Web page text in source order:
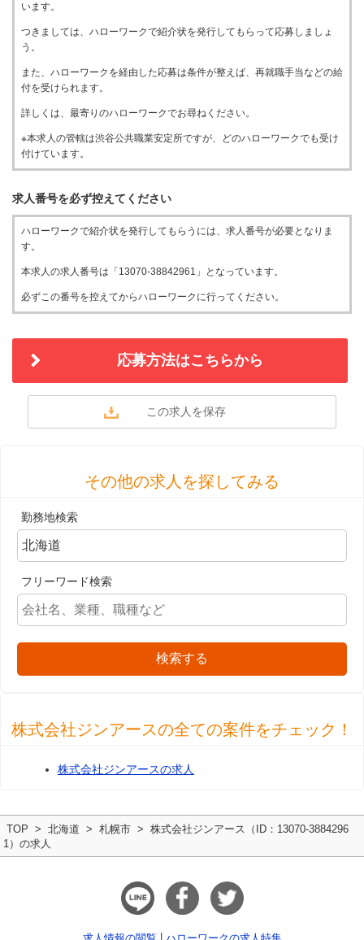
います。
つきましては、ハローワークで紹介状を発行してもらって応募しましょ
う。
また、ハローワークを経由した応募は条件が整えば、再就職手当などの給
付を受けられます。
詳しくは、最寄りのハローワークでお尋ねください。
※本求人の管轄は渋谷公共職業安定所ですが、どのハローワークでも受け
付けています。
求人番号を必ず控えてください
ハローワークで紹介状を発行してもらうには、求人番号が必要となりま
す。
本求人の求人番号は「13070-38842961」となっています。
必ずこの番号を控えてからハローワークに行ってください。
応募方法はこちらから
その他の求人を探してみる
勤務地検索
フリーワード検索
検索する
株式会社ジンアースの全ての案件をチェック！
株式会社ジンアースの求人
TOP 北海道 札幌市
株式会社ジンアース（ID：13070-3884296
1）の求人